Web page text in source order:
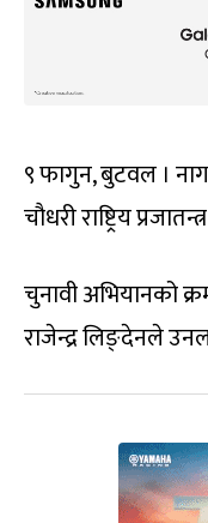
९ फागुन, बुटवल ।
चौधरी राष्ट्रिय
चुनावी अभियानको
राजेन्द्र लिङ्देनले